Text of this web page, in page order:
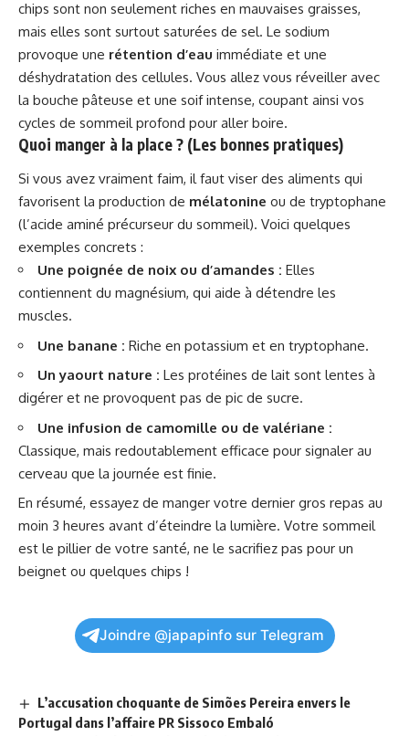
chips sont non seulement riches en mauvaises graisses,
mais elles sont surtout saturées de sel. Le sodium
provoque une rétention d’eau immédiate et une
déshydratation des cellules. Vous allez vous réveiller avec
la bouche pâteuse et une soif intense, coupant ainsi vos
cycles de sommeil profond pour aller boire.
Quoi manger à la place ? (Les bonnes pratiques)
Si vous avez vraiment faim, il faut viser des aliments qui
favorisent la production de mélatonine ou de tryptophane
(l’acide aminé précurseur du sommeil). Voici quelques
exemples concrets :
Une poignée de noix ou d’amandes : Elles
contiennent du magnésium, qui aide à détendre les
muscles.
Une banane : Riche en potassium et en tryptophane.
Un yaourt nature : Les protéines de lait sont lentes à
digérer et ne provoquent pas de pic de sucre.
Une infusion de camomille ou de valériane :
Classique, mais redoutablement efficace pour signaler au
cerveau que la journée est finie.
En résumé, essayez de manger votre dernier gros repas au
moin 3 heures avant d’éteindre la lumière. Votre sommeil
est le pillier de votre santé, ne le sacrifiez pas pour un
beignet ou quelques chips !
Joindre @japapinfo sur Telegram
L’accusation choquante de Simões Pereira envers le
Portugal dans l’affaire PR Sissoco Embaló